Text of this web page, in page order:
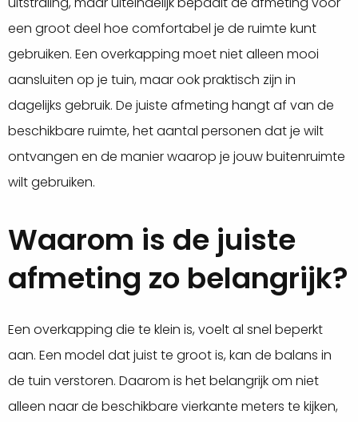
een groot deel hoe comfortabel je de ruimte kunt
gebruiken. Een overkapping moet niet alleen mooi
aansluiten op je tuin, maar ook praktisch zijn in
dagelijks gebruik. De juiste afmeting hangt af van de
beschikbare ruimte, het aantal personen dat je wilt
ontvangen en de manier waarop je jouw buitenruimte
wilt gebruiken.
Waarom is de juiste
afmeting zo belangrijk?
Een overkapping die te klein is, voelt al snel beperkt
aan. Een model dat juist te groot is, kan de balans in
de tuin verstoren. Daarom is het belangrijk om niet
alleen naar de beschikbare vierkante meters te kijken,